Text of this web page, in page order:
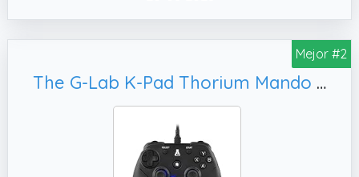
retroalimentación realista de retroceso,
derrape y colisiones. Perfecto para usuarios
de mandos de PC que buscan una
experiencia inmersiva en juegos de carreras
o FPS
✔️ DPad de 8 direcciones mejorado –
Rediseñado con interruptores de cúpula y un
pivote rebajado, permite entradas
diagonales fluidas y un control preciso en 8
Mejor #2
The G-Lab K-Pad Thorium Mando Gaming PC & PS3 con USB - Vibración Incorporada - Joystick para PC con Windows 10-11, Android (USB)